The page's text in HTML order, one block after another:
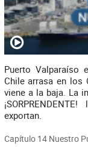
Puerto Valparaíso
Chile arrasa en los
viene a la baja. La
exportan.
Capítulo 14 Nuestro